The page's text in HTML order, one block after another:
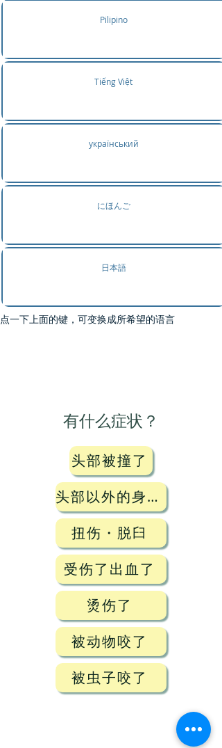
Pilipino
Tiếng Việt
український
にほんご
日本語
点一下上面的键，可变换成所希望的语言
有什么症状？
头部被撞了
头部以外的身子被撞了
扭伤・脱臼
受伤了出血了
烫伤了
被动物咬了
被虫子咬了